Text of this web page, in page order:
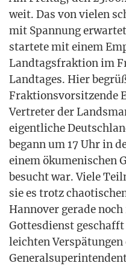
weit. Das von vie­len
mit Span­nung
star­te­te mit einem
Land­tags­frak­ti­on im
Land­ta­ges. Hier
Frak­ti­ons­vor­sit­zen­de
Ver­tre­ter der
eigent­li­che
begann um 17 Uhr in
einem öku­me­ni­schen
besucht war. Vie­le
sie es trotz
Han­no­ver gera­de
Got­tes­dienst
leich­ten